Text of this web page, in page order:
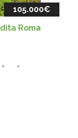
105.000€
Roma